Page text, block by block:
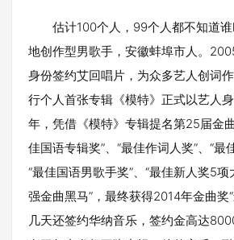
估计100个人，99个人都不知道
地创作型男歌手，安徽蚌埠市人。
身份签约艾回唱片，为众多艺人创词
行个人首张专辑《模特》正式以艺人
年，凭借《模特》专辑提名第25届金
佳国语专辑奖”、“最佳作词人奖”、“最
“最佳国语男歌手奖”、“最佳新人奖5项
强金曲黑马”，最终获得2014年金曲奖
几天还签约华纳音乐，签约金高达